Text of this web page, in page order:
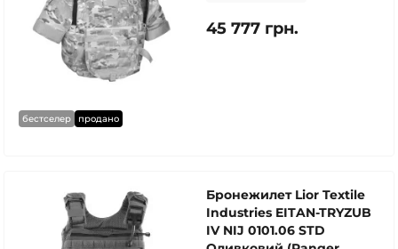
бестселер продано
45 777 грн.
Бронежилет Lior Textile
Industries EITAN-TRYZUB
IV NIJ 0101.06 STD